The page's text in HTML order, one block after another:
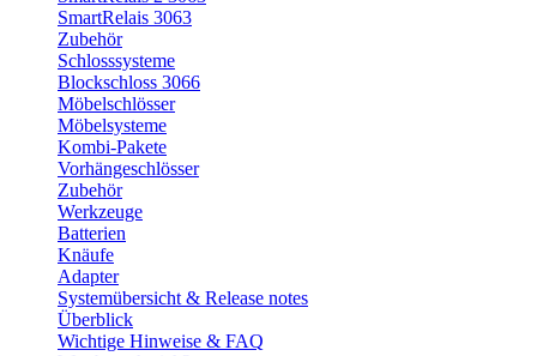
SmartRelais 3063
Zubehör
Schlosssysteme
Blockschloss 3066
Möbelschlösser
Möbelsysteme
Kombi-Pakete
Vorhängeschlösser
Zubehör
Werkzeuge
Batterien
Knäufe
Adapter
Systemübersicht & Release notes
Überblick
Wichtige Hinweise & FAQ